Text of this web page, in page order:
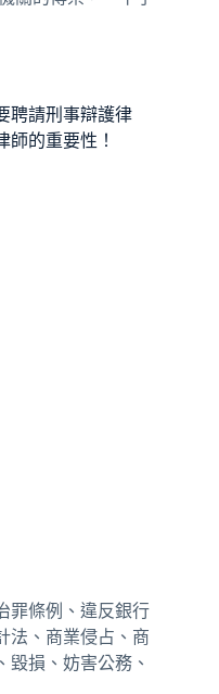
聘請刑事辯護律
師的重要性！
罪條例、違反銀行
法、商業侵占、商
毀損、妨害公務、